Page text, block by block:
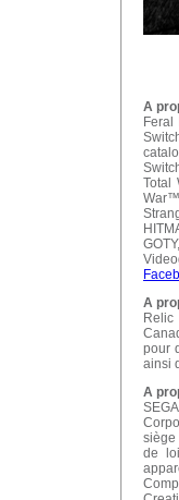
A
Feral
Total
A
Relic
pour
ainsi
A
siège
de